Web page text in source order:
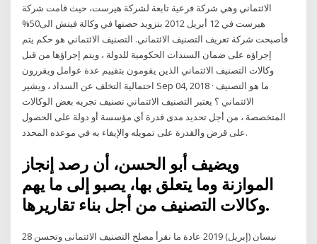
الائتماني وهي شركة فرعية تابعة لشركة هيرست، حيث قامت شركة
هيرست في 12 أبريل 2012 بتزويد حصتها في وكالة فيتش الى50%
فأصبحت شركة تعريف التصنيف الائتماني. التصنيف الائتماني هو حكم يتم
إجراؤه على ضمان السندات الحكومية للدولة ، ويتم إجراؤها من قبل
وكالات التصنيف الائتماني الذين يقومون بتقييم عدة عوامل ويقررون
احتمالية التخلف عن السداد ، ويشير Sep 04, 2018 · ما هو التصنيف
الائتماني ؟ يعتبر التصنيف الائتماني تصنيف تجريه بعض الوكالات
المتخصصة ، من أجل تحديد مدى قدرة أي مؤسسة أو دولة على الحصول
على قرض والقدرة على تمويله والإيفاء به في موعده المحدد.
ويضيف أبو الحسن، أن رصد إنجاز
الموازنة وما يتعلق بها، يصبو إلى ما يهم
وكالات التصنيف من أجل بناء تقاريرها.
28 نيسان (إبريل) 2019 عادة ما نقرأ مصلح التصنيف الائتمانى وتحسن